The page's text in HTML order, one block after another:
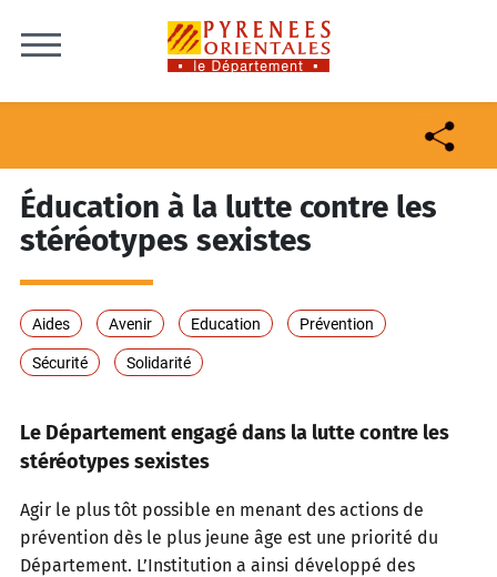
Éducation à la lutte contre les
stéréotypes sexistes
Aides Avenir Education Prévention
Sécurité Solidarité
Le Département engagé dans la lutte contre les
stéréotypes sexistes
Agir le plus tôt possible en menant des actions de
prévention dès le plus jeune âge est une priorité du
Département. L’Institution a ainsi développé des